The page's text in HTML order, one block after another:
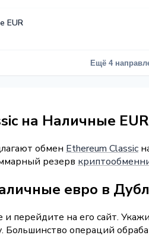
EUR
Ещё 4
на Наличные
обмен Ethereum Classic
резерв
евро в
перейдите на его сайт.
Большинство операций